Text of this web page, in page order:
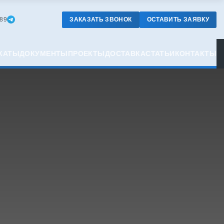
ЗАКАЗАТЬ ЗВОНОК ОСТАВИТЬ ЗАЯВКУ
ДОКУМЕНТЫ ПРОЕКТЫ ДОСТАВКАСТАТЬИКОНТАКТЫ